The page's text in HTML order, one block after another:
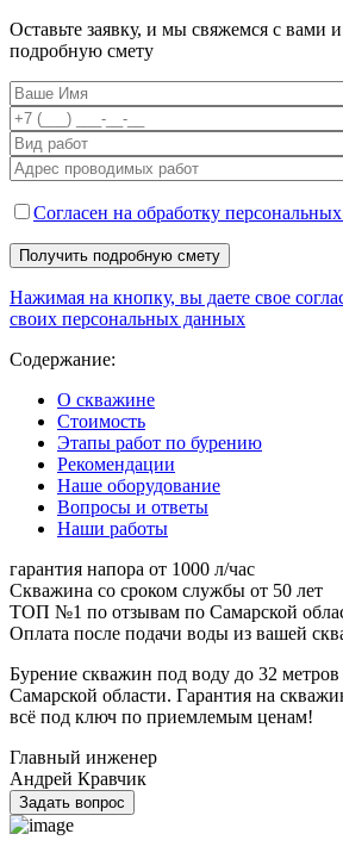
Оставьте заявку, и мы свяжемся с вами
подробную смету
Cогласен на обработку
Получить подробную смету
Нажимая на кнопку, вы даете свое
своих персональных данных
Содержание:
О скважине
Стоимость
Этапы работ по бурению
Рекомендации
Наше оборудование
Вопросы и ответы
Наши работы
гарантия напора от 1000 л/чаc
Cкважина со сроком службы от 50 лет
ТОП №1 по отзывам по Самарской
Оплата после подачи воды из вашей
Бурение скважин под воду до 32
Самарской области. Гарантия на
всё под ключ по приемлемым ценам!
Главный инженер
Андрей Кравчик
Задать вопрос